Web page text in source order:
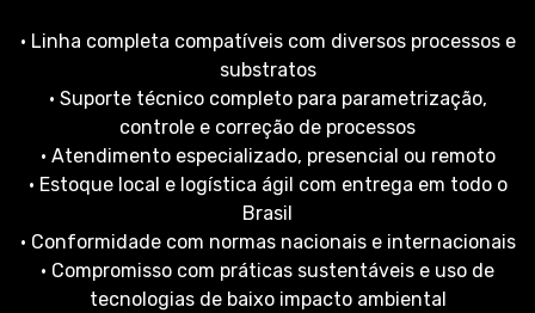
• Linha completa compatíveis com diversos processos e
substratos
• Suporte técnico completo para parametrização,
controle e correção de processos
• Atendimento especializado, presencial ou remoto
• Estoque local e logística ágil com entrega em todo o
Brasil
• Conformidade com normas nacionais e internacionais
• Compromisso com práticas sustentáveis e uso de
tecnologias de baixo impacto ambiental